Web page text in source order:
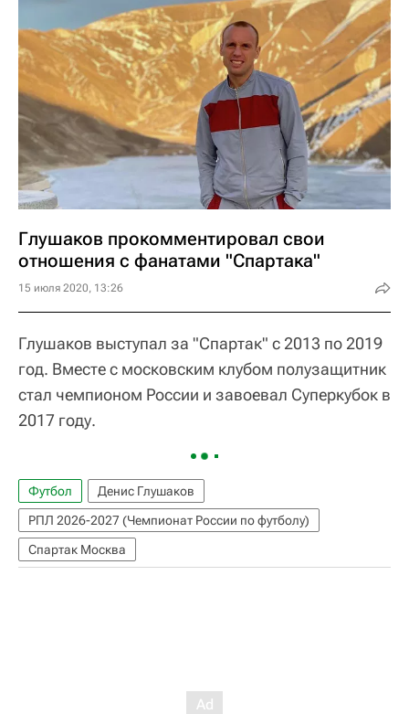
Глушаков прокомментировал свои
отношения с фанатами "Спартака"
15 июля 2020, 13:26
Глушаков выступал за "Спартак" с 2013 по 2019
год. Вместе с московским клубом полузащитник
стал чемпионом России и завоевал Суперкубок в
2017 году.
Футбол
Денис Глушаков
РПЛ 2026-2027 (Чемпионат России по футболу)
Спартак Москва